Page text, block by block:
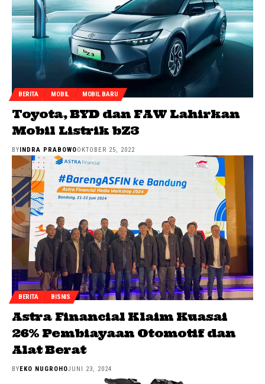
BERITA MOBIL MOBIL BARU
Toyota, BYD dan FAW Lahirkan
Mobil Listrik bZ3
BYINDRA PRABOWOOKTOBER 25, 2022
BERITA BISNIS
Astra Financial Klaim Kuasai
26% Pembiayaan Otomotif dan
Alat Berat
BYEKO NUGROHOJUNI 23, 2024